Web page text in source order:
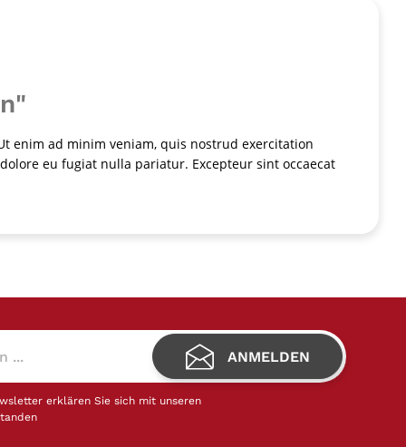
enim ad minim veniam, quis nostrud exercitation
eu fugiat nulla pariatur. Excepteur sint occaecat
ANMELDEN
erklären Sie sich mit unseren